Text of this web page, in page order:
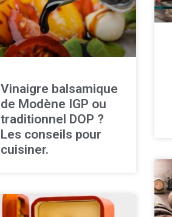
Vinaigre balsamique
de Modène IGP ou
traditionnel DOP ?
Les conseils pour
cuisiner.